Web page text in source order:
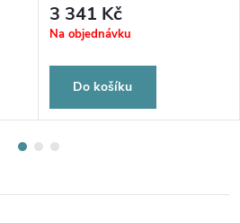
3 341 Kč
Na objednávku
Do košíku